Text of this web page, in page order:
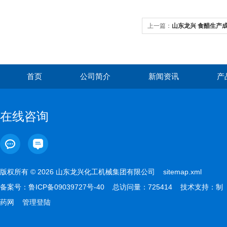
上一篇： 山东龙兴 食醋生产
首页 公司简介 新闻资讯 产
在线咨询
版权所有 © 2026 山东龙兴化工机械集团有限公司 sitemap.xml
备案号： 鲁ICP备09039727号-40 总访问量：725414 技术支持： 制
药网
管理登陆